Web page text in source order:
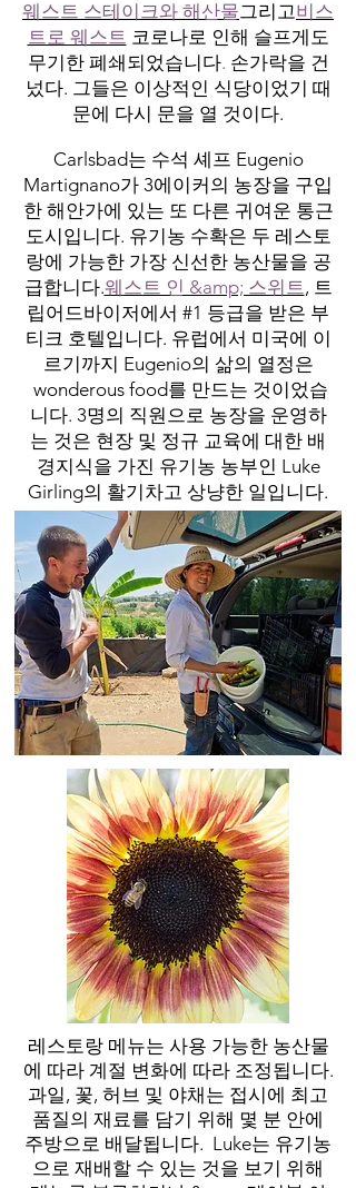
웨스트 스테이크와 해산물그리고비스
트로 웨스트 코로나로 인해 슬프게도
무기한 폐쇄되었습니다. 손가락을 건
넜다. 그들은 이상적인 식당이었기 때
문에 다시 문을 열 것이다.
Carlsbad는 수석 셰프 Eugenio
Martignano가 3에이커의 농장을 구입
한 해안가에 있는 또 다른 귀여운 통근
도시입니다. 유기농 수확은 두 레스토
랑에 가능한 가장 신선한 농산물을 공
급합니다.웨스트 인 &amp; 스위트, 트
립어드바이저에서 #1 등급을 받은 부
티크 호텔입니다. 유럽에서 미국에 이
르기까지 Eugenio의 삶의 열정은
wonderous food를 만드는 것이었습
니다. 3명의 직원으로 농장을 운영하
는 것은 현장 및 정규 교육에 대한 배
경지식을 가진 유기농 농부인 Luke
Girling의 활기차고 상냥한 일입니다.
레스토랑 메뉴는 사용 가능한 농산물
에 따라 계절 변화에 따라 조정됩니다.
과일, 꽃, 허브 및 야채는 접시에 최고
품질의 재료를 담기 위해 몇 분 안에
주방으로 배달됩니다. Luke는 유기농
으로 재배할 수 있는 것을 보기 위해